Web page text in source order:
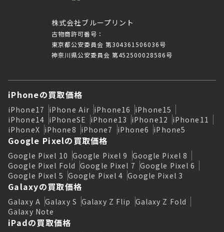
株式会社ブループリント
古物商許可番号：
東京都公安委員会 第304361506036号
神奈川県公安委員会 第452500028586号
iPhoneの買取価格
iPhone17 iPhone Air iPhone16 iPhone15
iPhone14 iPhoneSE iPhone13 iPhone12 iPhone11
iPhoneX iPhone8 iPhone7 iPhone6 iPhone5
Google Pixelの買取価格
Google Pixel 10 Google Pixel 9 Google Pixel 8
Google Pixel Fold Google Pixel 7 Google Pixel 6
Google Pixel 5 Google Pixel 4 Google Pixel 3
Galaxyの買取価格
Galaxy A Galaxy S Galaxy Z Flip Galaxy Z Fold
Galaxy Note
iPadの買取価格